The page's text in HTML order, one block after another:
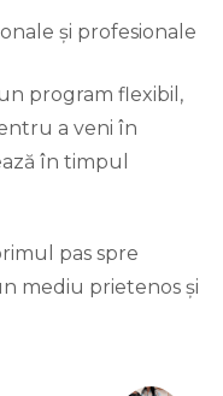
și profesionale
program flexibil,
a veni în
în timpul
pas spre
mediu prietenos și